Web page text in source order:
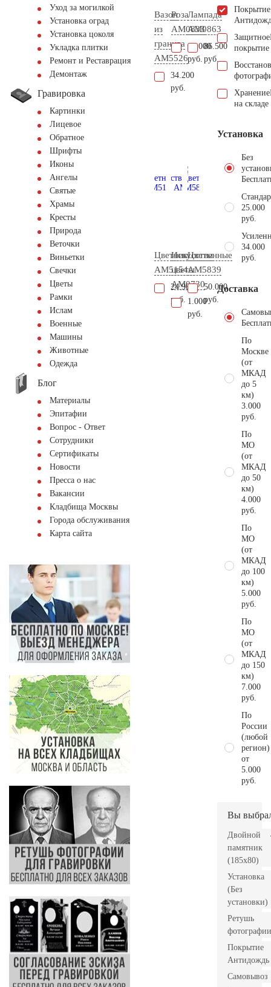
Уход за могилкой
Установка оград
Установка цоколя
Укладка плитки
Ремонт и Реставрация
Демонтаж
Гравировка
Картинки
Лицевое
Обратное
Шрифты
Иконы
Ангелы
Святые
Храмы
Кресты
Природа
Веточки
Виньетки
Свечки
Цветы
Рамки
Ислам
Военные
Машины
Животные
Одежда
Блог
Материалы
Эпитафии
Вопрос - Ответ
Сотрудники
Сертификаты
Новости
Пресса о нас
Вакансии
Кладбища Москвы
Города обслуживания
Карта сайта
Вазон
из
гранита
AM5526
34.200
руб.
Роза
AM0833
10.000
руб.
Лампада
AM0863
86.500
руб.
Цветник
AM5154
24.900
руб.
Искусственные
цветы
AM0730
1.000
руб.
Цветы
AM5839
50.000
руб.
Покрытие
Защитное
покрытие
Хранение
на складе
Установка
Без
25.000
руб.
34.000
руб.
Доставка
По
Москве
(от
МКАД
до 5
км)
3.000
руб.
По
МО
(от
МКАД
до 50
км)
4.000
руб.
По
МО
(от
МКАД
до 100
км)
5.000
руб.
По
МО
(от
МКАД
до 150
км)
7.000
руб.
По
России
(любой
регион)
от
5.000
руб.
Вы
Двойной
памятник
(185x80)
Установка
(Без
установки)
Ретушь
фотографии
Покрытие
Антидождь
Самовывоз